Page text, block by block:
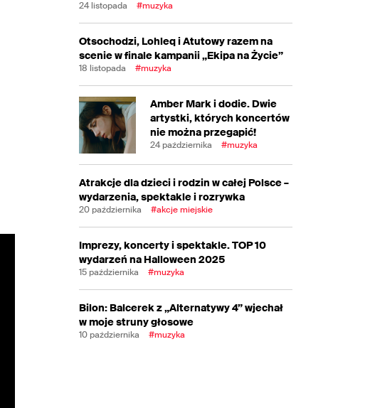
24 listopada #muzyka
Otsochodzi, Lohleq i Atutowy razem na
scenie w finale kampanii „Ekipa na Życie”
18 listopada #muzyka
Amber Mark i dodie. Dwie
artystki, których koncertów
nie można przegapić!
24 października #muzyka
Atrakcje dla dzieci i rodzin w całej Polsce –
wydarzenia, spektakle i rozrywka
20 października #akcje miejskie
Imprezy, koncerty i spektakle. TOP 10
wydarzeń na Halloween 2025
15 października #muzyka
Bilon: Balcerek z „Alternatywy 4” wjechał
w moje struny głosowe
10 października #muzyka